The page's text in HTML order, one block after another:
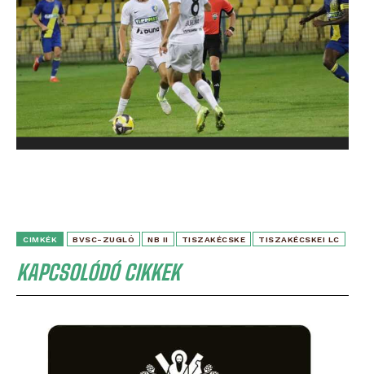
CIMKÉK BVSC-ZUGLÓ NB II TISZAKÉCSKE TISZAKÉCSKEI LC
KAPCSOLÓDÓ CIKKEK